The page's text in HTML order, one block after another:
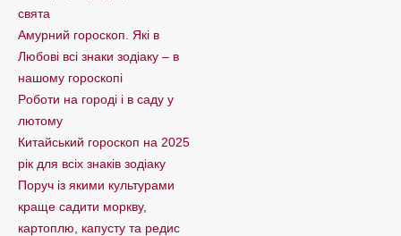
свята
Амурний гороскоп. Які в
Любові всі знаки зодіаку – в
нашому гороскопі
Pоботи на городі і в саду у
лютому
Китайський гороскоп на 2025
рік для всіх знаків зодіаку
Поруч із якими культурами
краще садити моркву,
картоплю, капусту та редис